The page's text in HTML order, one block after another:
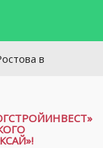
возбуждено